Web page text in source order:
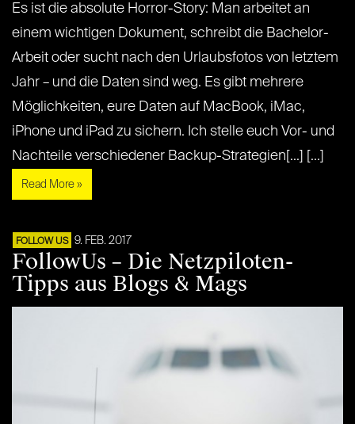
Es ist die absolute Horror-Story: Man arbeitet an
einem wichtigen Dokument, schreibt die Bachelor-
Arbeit oder sucht nach den Urlaubsfotos von letztem
Jahr – und die Daten sind weg. Es gibt mehrere
Möglichkeiten, eure Daten auf MacBook, iMac,
iPhone und iPad zu sichern. Ich stelle euch Vor- und
Nachteile verschiedener Backup-Strategien[...] [...]
Read More »
FOLLOW US 9. FEB. 2017
FollowUs – Die Netzpiloten-
Tipps aus Blogs & Mags